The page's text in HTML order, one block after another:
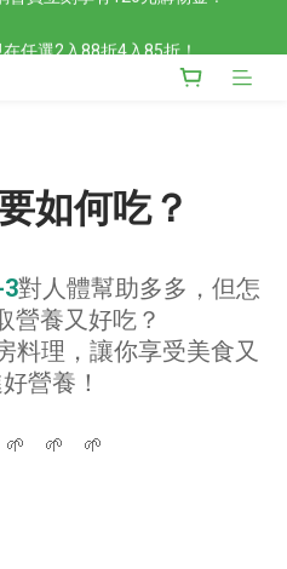
柚子和風醬！滿越多送越多
任選2入88折4入85折！
如何吃？
對人體幫助多多，但怎
營養又好吃？
料理，讓你享受美食又
營養！
🌱 🌱